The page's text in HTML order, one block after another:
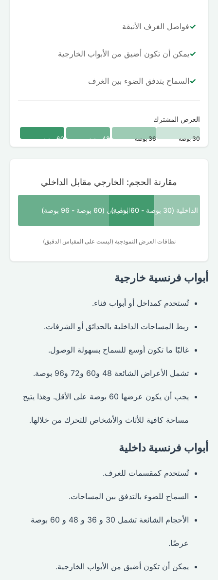
فواصل الغرف الأنيقة
يمكن أن تكون أضيق من الأبواب الخارجية
السماح بتدفق الضوء بين الغرف
العرض المشترك
30 بوصة 36 بوصة 48 بوصة 60 بوصة
مقارنة الحجم: الخارجي مقابل الداخلي
الخارجي (60 بوصة - 96 بوصة) الداخلية (30 بوصة - 60 بوصة)
نطاقات العرض النموذجية (ليست على المقياس الدقيق)
أبواب فرنسية خارجية
تُستخدم كمداخل أو أبواب فناء.
ربط المساحات الداخلية بالحدائق أو الشرفات.
غالبًا ما تكون أوسع للسماح بسهولة الوصول.
تشمل الأعراض الشائعة 48 و60 و72 و96 بوصة.
يجب أن يكون عرضها 60 بوصة على الأقل. وهذا يتيح
مساحة كافية للأثاث والأشخاص للتحرك من خلالها.
أبواب فرنسية داخلية
تُستخدم كمقسمات للغرف.
السماح للضوء بالتدفق بين المساحات.
الأحجام الشائعة تشمل 30 و 36 و 48 و 60 بوصة
عرضًا.
يمكن أن تكون أضيق من الأبواب الخارجية.